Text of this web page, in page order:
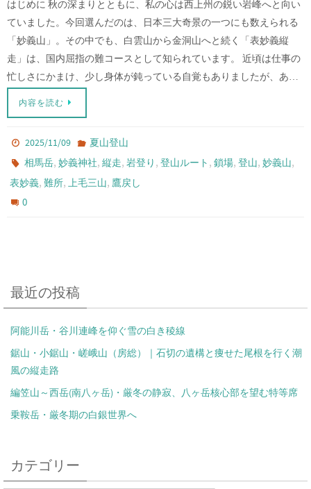
はじめに 秋の深まりとともに、私の心は西上州の鋭い岩峰へと向い
ていました。今回選んだのは、日本三大奇景の一つにも数えられる
「妙義山」。その中でも、白雲山から金洞山へと続く「表妙義縦
走」は、国内屈指の難コースとして知られています。 近頃は仕事の
忙しさにかまけ、少し身体が鈍っている自覚もありましたが、あ…
内容を読む
2025/11/09
夏山登山
相馬岳,妙義神社,縦走,岩登り ,登山ルート ,鎖場,登山,妙義山,
表妙義, 難所, 上毛三山, 鷹戻し
0
最近の投稿
阿能川岳・谷川連峰を仰ぐ雪の白き稜線
鋸山・小鋸山・嵯峨山（房総）｜石切の遺構と痩せた尾根を行く潮
風の縦走路
編笠山～西岳(南八ヶ岳)・厳冬の静寂、八ヶ岳核心部を望む特等席
乗鞍岳・厳冬期の白銀世界へ
カテゴリー